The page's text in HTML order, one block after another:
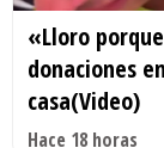
«Lloro
donaciones
casa(Video)
Hace 18 horas